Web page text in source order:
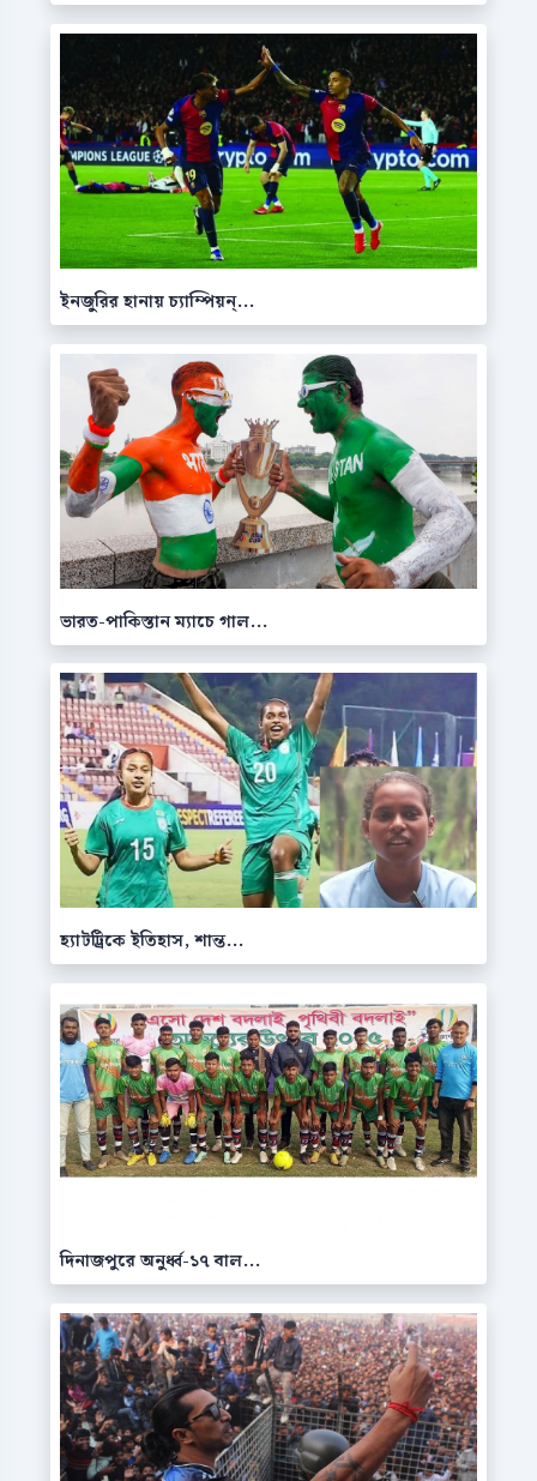
ইনজুরির হানায় চ্যাম্পিয়ন্...
ভারত-পাকিস্তান ম্যাচে গাল...
হ্যাটট্রিকে ইতিহাস, শান্ত...
দিনাজপুরে অনুর্ধ্ব-১৭ বাল...